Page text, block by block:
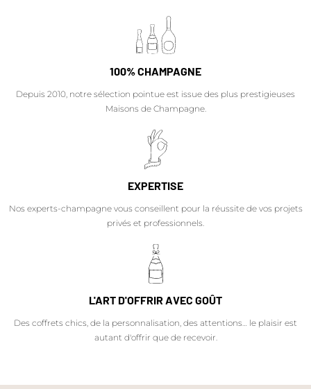
100% CHAMPAGNE
Depuis 2010, notre sélection pointue est issue des plus prestigieuses
Maisons de Champagne.
EXPERTISE
Nos experts-champagne vous conseillent pour la réussite de vos projets
privés et professionnels.
L'ART D'OFFRIR AVEC GOÛT
Des coffrets chics, de la personnalisation, des attentions… le plaisir est
autant d'offrir que de recevoir.